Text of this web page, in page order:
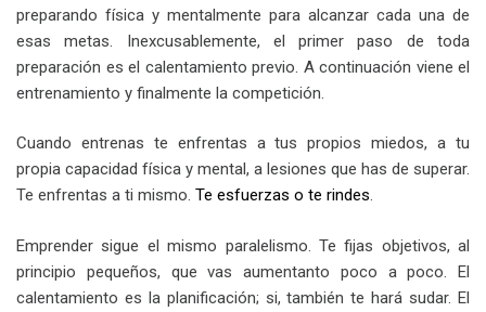
preparando física y mentalmente para alcanzar cada una de
esas metas. Inexcusablemente, el primer paso de toda
preparación es el calentamiento previo. A continuación viene el
entrenamiento y finalmente la competición.
Cuando entrenas te enfrentas a tus propios miedos, a tu
propia capacidad física y mental, a lesiones que has de superar.
Te enfrentas a ti mismo. Te esfuerzas o te rindes.
Emprender sigue el mismo paralelismo. Te fijas objetivos, al
principio pequeños, que vas aumentanto poco a poco. El
calentamiento es la planificación; si, también te hará sudar. El